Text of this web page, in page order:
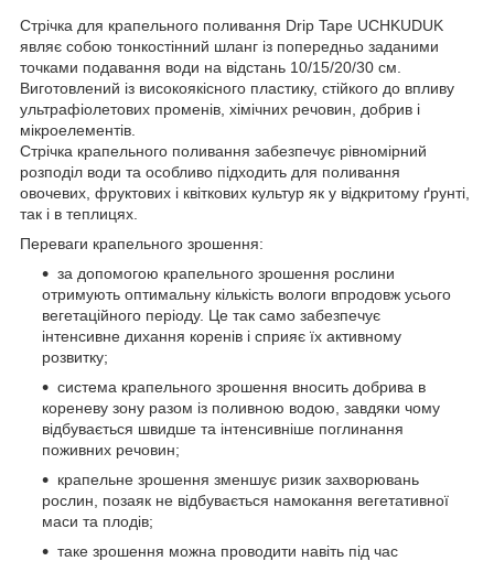
Стрічка для крапельного поливання Drip Tape UCHKUDUK
являє собою тонкостінний шланг із попередньо заданими
точками подавання води на відстань 10/15/20/30 см.
Виготовлений із високоякісного пластику, стійкого до впливу
ультрафіолетових променів, хімічних речовин, добрив і
мікроелементів.
Стрічка крапельного поливання забезпечує рівномірний
розподіл води та особливо підходить для поливання
овочевих, фруктових і квіткових культур як у відкритому ґрунті,
так і в теплицях.
Переваги крапельного зрошення:
за допомогою крапельного зрошення рослини
отримують оптимальну кількість вологи впродовж усього
вегетаційного періоду. Це так само забезпечує
інтенсивне дихання коренів і сприяє їх активному
розвитку;
система крапельного зрошення вносить добрива в
кореневу зону разом із поливною водою, завдяки чому
відбувається швидше та інтенсивніше поглинання
поживних речовин;
крапельне зрошення зменшує ризик захворювань
рослин, позаяк не відбувається намокання вегетативної
маси та плодів;
таке зрошення можна проводити навіть під час